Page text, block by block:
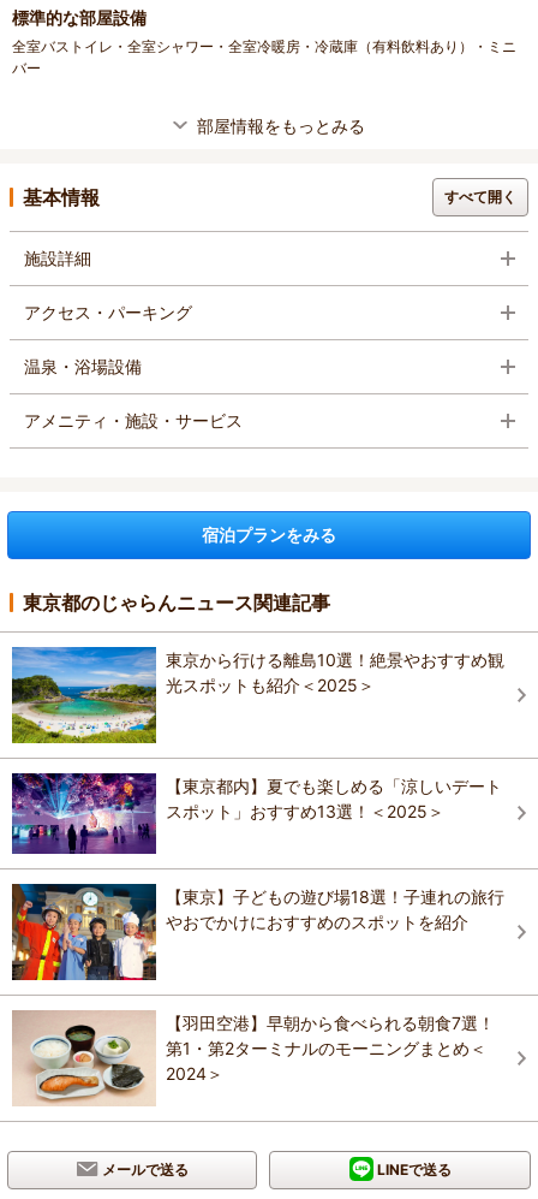
標準的な部屋設備
全室バストイレ・全室シャワー・全室冷暖房・冷蔵庫（有料飲料あり）・ミニ
バー
部屋情報をもっとみる
基本情報 すべて開く
施設詳細
アクセス・パーキング
温泉・浴場設備
アメニティ・施設・サービス
宿泊プランをみる
東京都のじゃらんニュース関連記事
東京から行ける離島10選！絶景やおすすめ観
光スポットも紹介＜2025＞
【東京都内】夏でも楽しめる「涼しいデート
スポット」おすすめ13選！＜2025＞
【東京】子どもの遊び場18選！子連れの旅行
やおでかけにおすすめのスポットを紹介
【羽田空港】早朝から食べられる朝食7選！
第1・第2ターミナルのモーニングまとめ＜
2024＞
メールで送る LINEで送る